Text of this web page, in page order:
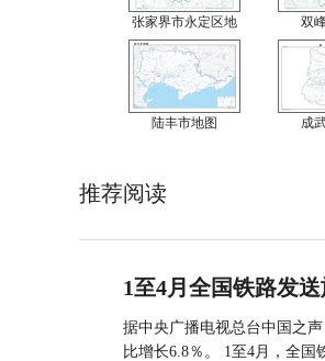
张家界市永定区地 双
陆丰市地图 成
推荐阅读
1至4月全国铁路发
据中央广播电视总台中国之
比增长6.8％。 1至4月，全国